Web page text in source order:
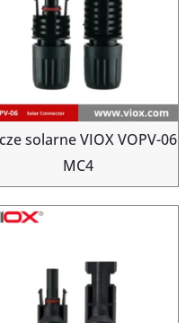
solarne VIOX VOPV-06
MC4